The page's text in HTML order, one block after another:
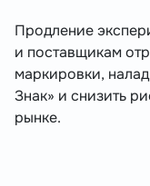
Продление
и поставщикам
маркировки,
Знак» и снизить
рынке.